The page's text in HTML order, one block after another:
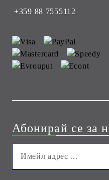
+359 88 7555112
Абонирай се за